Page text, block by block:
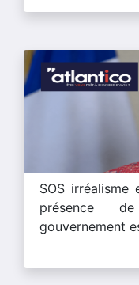
SOS irréalisme
présence
gouvernement